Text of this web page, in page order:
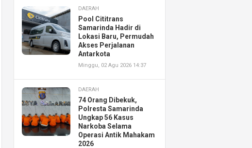
DAERAH
Pool Cititrans
Samarinda Hadir di
Lokasi Baru, Permudah
Akses Perjalanan
Antarkota
Minggu, 02 Agu 2026 14:37
DAERAH
74 Orang Dibekuk,
Polresta Samarinda
Ungkap 56 Kasus
Narkoba Selama
Operasi Antik Mahakam
2026